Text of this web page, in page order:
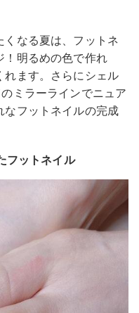
くなる夏は、フットネ
！明るめの色で作れ
れます。さらにシェル
ミラーラインでニュア
なフットネイルの完成
フットネイル